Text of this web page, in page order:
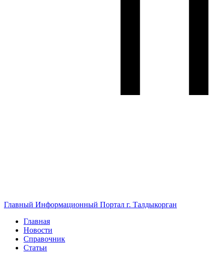
Главный Информационный Портал г. Талдыкорган
Главная
Новости
Справочник
Статьи